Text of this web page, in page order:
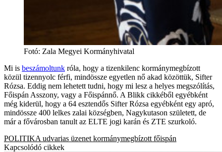
Fotó: Zala Megyei Kormányhivatal
Mi is beszámoltunk róla, hogy a tizenkilenc kormánymegbízott
közül tizennyolc férfi, mindössze egyetlen nő akad közöttük, Sifter
Rózsa. Eddig nem lehetett tudni, hogy mi lesz a helyes megszólítás,
Főispán Asszony, vagy a Főispánnő. A Blikk cikkéből egyébként
még kiderül, hogy a 64 esztendős Sifter Rózsa egyébként egy apró,
mindössze 400 lelkes zalai községben, Nagykutason született, de
már a fővárosban tanult az ELTE jogi karán és ZTE szurkoló.
POLITIKA udvarias üzenet kormánymegbízott főispán
Kapcsolódó cikkek